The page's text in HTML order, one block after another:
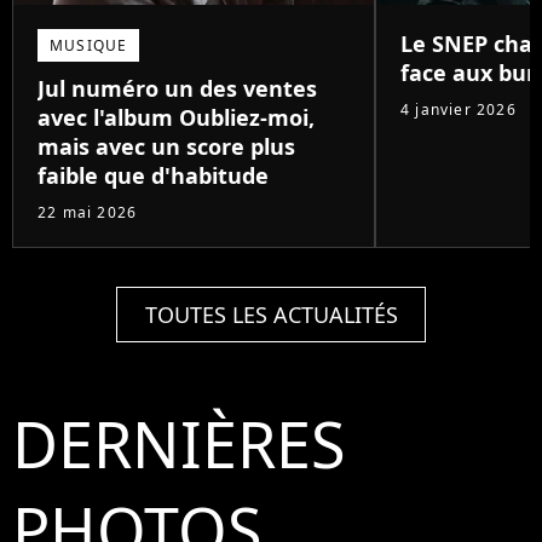
MUSIQUE
Jul numéro un des ventes
avec l'album Oubliez-moi,
mais avec un score plus
faible que d'habitude
22 mai 2026
Le SNEP
face aux
4 janvier 2026
TOUTES LES ACTUALITÉS
DERNIÈRES